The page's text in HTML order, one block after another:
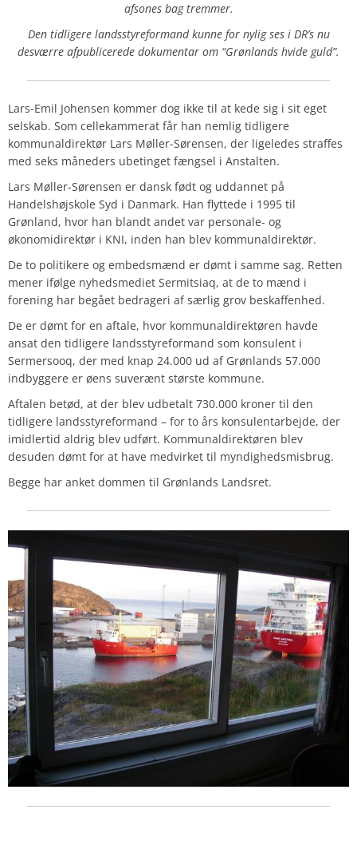
afsones bag tremmer.
Den tidligere landsstyreformand kunne for nylig ses i DR’s nu
desværre afpublicerede dokumentar om “Grønlands hvide guld”.
Lars-Emil Johensen kommer dog ikke til at kede sig i sit eget
selskab. Som cellekammerat får han nemlig tidligere
kommunaldirektør Lars Møller-Sørensen, der ligeledes straffes
med seks måneders ubetinget fængsel i Anstalten.
Lars Møller-Sørensen er dansk født og uddannet på
Handelshøjskole Syd i Danmark. Han flyttede i 1995 til
Grønland, hvor han blandt andet var personale- og
økonomidirektør i KNI, inden han blev kommunaldirektør.
De to politikere og embedsmænd er dømt i samme sag. Retten
mener ifølge nyhedsmediet Sermitsiaq, at de to mænd i
forening har begået bedrageri af særlig grov beskaffenhed.
De er dømt for en aftale, hvor kommunaldirektøren havde
ansat den tidligere landsstyreformand som konsulent i
Sermersooq, der med knap 24.000 ud af Grønlands 57.000
indbyggere er øens suverænt største kommune.
Aftalen betød, at der blev udbetalt 730.000 kroner til den
tidligere landsstyreformand – for to års konsulentarbejde, der
imidlertid aldrig blev udført. Kommunaldirektøren blev
desuden dømt for at have medvirket til myndighedsmisbrug.
Begge har anket dommen til Grønlands Landsret.